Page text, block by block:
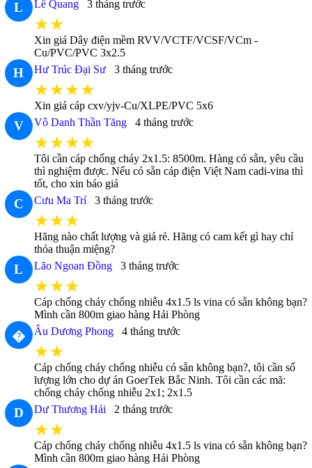
L Lê Quang 3 tháng trước
★★
Xin giá Dây điện mềm RVV/VCTF/VCSF/VCm -
Cu/PVC/PVC 3x2.5
H Hư Trúc Đại Sư 3 tháng trước
★★★★
Xin giá cáp cxv/yjv-Cu/XLPE/PVC 5x6
V Vô Danh Thần Tăng 4 tháng trước
★★★★
Tôi cần cáp chống cháy 2x1.5: 8500m. Hàng có sẵn, yêu cầu
thì nghiệm được. Nếu có sẵn cáp điện Việt Nam cadi-vina thì
tốt, cho xin báo giá
C Cưu Ma Trí 3 tháng trước
★★★
Hãng nào chất lượng và giá rẻ. Hãng có cam kết gì hay chỉ
thỏa thuận miệng?
L Lão Ngoan Đồng 3 tháng trước
★★★
Cáp chống cháy chống nhiễu 4x1.5 ls vina có sẵn không bạn?
Mình cần 800m giao hàng Hải Phòng
� Âu Dương Phong 4 tháng trước
★★
Cáp chống cháy chống nhiễu có sẵn không bạn?, tôi cần số
lượng lớn cho dự án GoerTek Bắc Ninh. Tôi cần các mã:
chống cháy chống nhiễu 2x1; 2x1.5
D Dư Thương Hải 2 tháng trước
★★
Cáp chống cháy chống nhiễu 4x1.5 ls vina có sẵn không bạn?
Mình cần 800m giao hàng Hải Phòng